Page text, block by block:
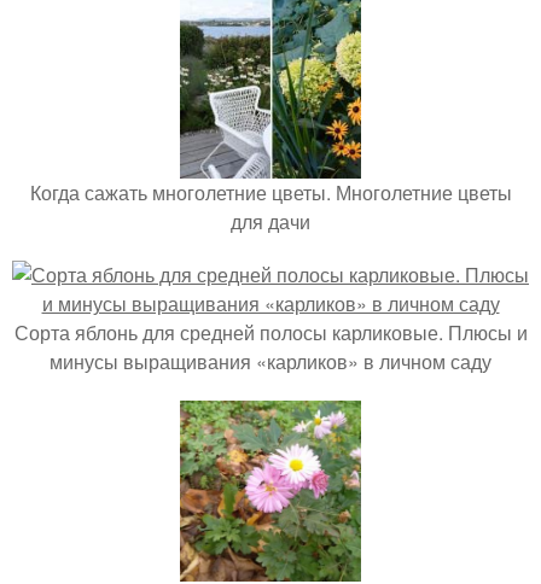
Когда сажать многолетние цветы. Многолетние цветы
для дачи
Сорта яблонь для средней полосы карликовые. Плюсы и
минусы выращивания «карликов» в личном саду